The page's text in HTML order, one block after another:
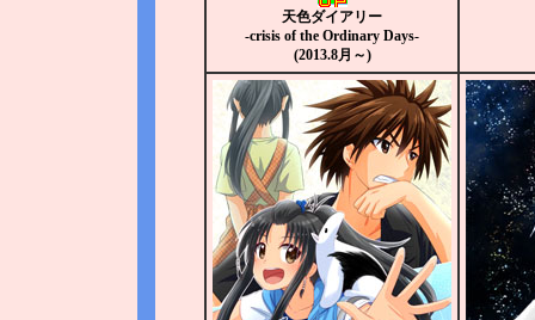
天色ダイアリー
-crisis of the Ordinary Days-
(2013.8月～)